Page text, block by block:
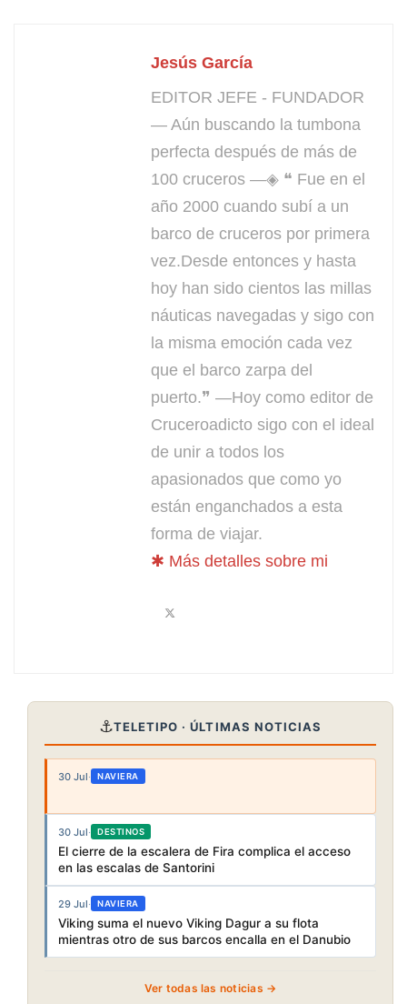
Jesús García
EDITOR JEFE - FUNDADOR
— Aún buscando la tumbona
perfecta después de más de
100 cruceros —◈ ❝ Fue en el
año 2000 cuando subí a un
barco de cruceros por primera
vez.Desde entonces y hasta
hoy han sido cientos las millas
náuticas navegadas y sigo con
la misma emoción cada vez
que el barco zarpa del
puerto.❞ —Hoy como editor de
Cruceroadicto sigo con el ideal
de unir a todos los
apasionados que como yo
están enganchados a esta
forma de viajar.
✱ Más detalles sobre mi
⚓TELETIPO · ÚLTIMAS NOTICIAS
30 Jul· NAVIERA
30 Jul· DESTINOS
El cierre de la escalera de Fira complica el acceso
en las escalas de Santorini
29 Jul· NAVIERA
Viking suma el nuevo Viking Dagur a su flota
mientras otro de sus barcos encalla en el Danubio
Ver todas las noticias →